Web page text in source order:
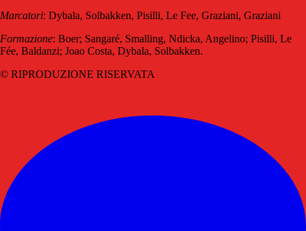
Marcatori: Dybala, Solbakken, Pisilli, Le Fee, Graziani, Graziani
Formazione: Boer; Sangaré, Smalling, Ndicka, Angelino; Pisilli, Le
Fée, Baldanzi; Joao Costa, Dybala, Solbakken.
© RIPRODUZIONE RISERVATA